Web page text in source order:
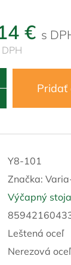
€
Pridať
Y8-101
Značka:
Výčapný
Leštená oceľ
Nerezová oceľ